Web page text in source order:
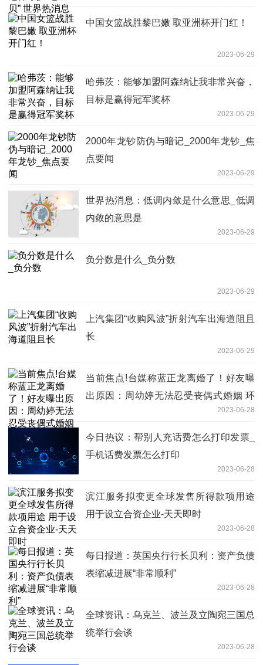
中国女篮战胜黎巴嫩 取亚洲杯开门红！
2023-06-29
哈弗茨：能够加盟阿森纳让我非常兴奋，
目标是赢得冠军奖杯
2023-06-29
2000年龙钞防伪与暗记_2000年龙钞_焦
点要闻
2023-06-29
世界热消息：低调内敛是什么意思_低调
内敛的意思是
2023-06-29
负分数是什么_负分数
2023-06-29
上汽集团“收购风波”折射汽车出海道阻且
长
2023-06-29
当前焦点!台媒称蓝正龙离婚了！好友曝
出原因：周幼婷无法忍受丧偶式婚姻 环
2023-06-28
今日热议：帮别人充话费怎么打印发票_
手机话费发票怎么打印
2023-06-28
滨江服务拟变更全球发售所得款项用途
用于设立合资企业-天天即时
2023-06-28
每日报道：英国央行行长贝利：资产负债
表缩减进展“非常顺利”
2023-06-28
全球资讯：乌克兰、波兰及立陶宛三国总
统举行会谈
2023-06-28